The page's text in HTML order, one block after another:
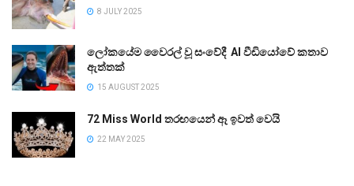
8 JULY 2025
ලෝකයේම වෛරල් වූ සංවේදී AI වීඩියෝවේ කතාව
ඇත්තක්
15 AUGUST 2025
72 Miss World තරඟයෙන් ඈ ඉවත් වෙයි
22 MAY 2025